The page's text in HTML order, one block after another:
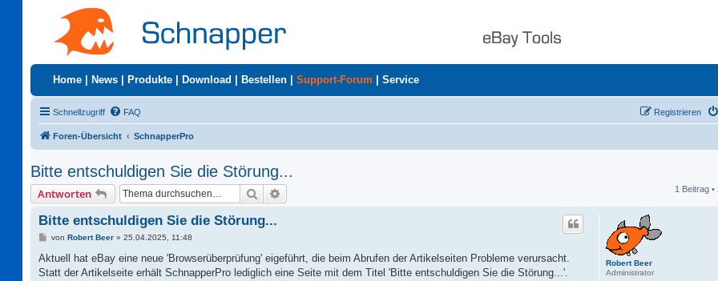
Home News Produkte Download Bestellen Support-Forum Service
Schnellzugriff FAQ Registrieren
Foren-Übersicht SchnapperPro
Bitte entschuldigen Sie die Störung...
Antworten Suche 1 Beitrag •
Robert Beer
Administrator
Bitte entschuldigen Sie die Störung...
B
i
r
von Robert Beer» 25.04.2025, 11:48
Aktuell hat eBay eine neue 'Browserüberprüfung' eigeführt, die beim Abrufen der Artikelseiten Probleme verursacht.
Statt der Artikelseite erhält SchnapperPro lediglich eine Seite mit dem Titel 'Bitte entschuldigen Sie die Störung...'.